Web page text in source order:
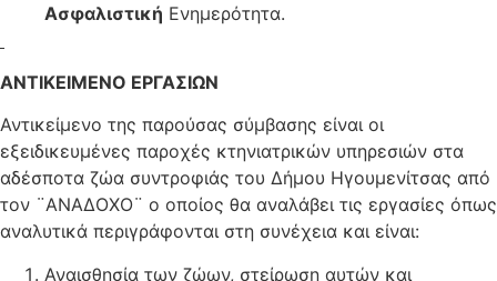
Ασφαλιστική Ενημερότητα.
ΑΝΤΙΚΕΙΜΕΝΟ ΕΡΓΑΣΙΩΝ
Αντικείμενο της παρούσας σύμβασης είναι οι
εξειδικευμένες παροχές κτηνιατρικών υπηρεσιών στα
αδέσποτα ζώα συντροφιάς του Δήμου Ηγουμενίτσας από
τον ¨ΑΝΑΔΟΧΟ¨ ο οποίος θα αναλάβει τις εργασίες όπως
αναλυτικά περιγράφονται στη συνέχεια και είναι:
Αναισθησία των ζώων, στείρωση αυτών και